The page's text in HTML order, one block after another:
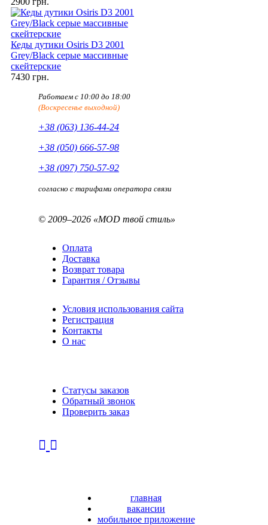
Кеды дутики Osiris D3 2001
Grey/Black серые массивные
скейтерские
7430 грн.
Работаем с 10:00 до 18:00
(Воскресенье выходной)
+38 (063) 136-44-24
+38 (050) 666-57-98
+38 (097) 750-57-92
согласно с тарифами оператора связи
© 2009–2026 «MOD твой стиль»
Оплата
Доставка
Возврат товара
Гарантия / Отзывы
Условия использования сайта
Регистрация
Контакты
О нас
Статусы заказов
Обратный звонок
Проверить заказ
главная
вакансии
мобильное приложение